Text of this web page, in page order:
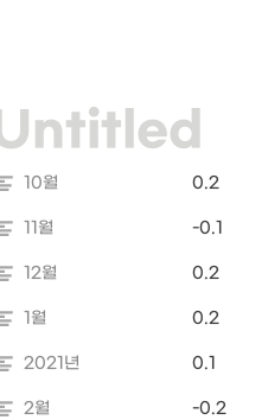
10월 0.2
11월 -0.1
12월 0.2
1월 0.2
2021년 0.1
2월 -0.2